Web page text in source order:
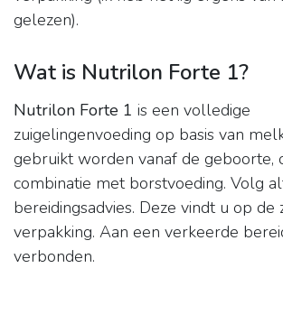
gelezen).
Wat is Nutrilon Forte 1?
Nutrilon Forte 1 is een volledige
zuigelingenvoeding op basis van
gebruikt worden vanaf de geboorte,
combinatie met borstvoeding. Volg
bereidingsadvies. Deze vindt u op de
verpakking. Aan een verkeerde
verbonden.